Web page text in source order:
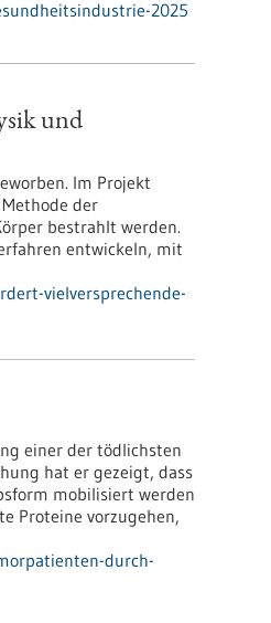
2025
und
Im Projekt
der
bestrahlt werden.
entwickeln, mit
vielversprechende-
einer der tödlichsten
hat er gezeigt, dass
mobilisiert werden
Proteine vorzugehen,
durch-